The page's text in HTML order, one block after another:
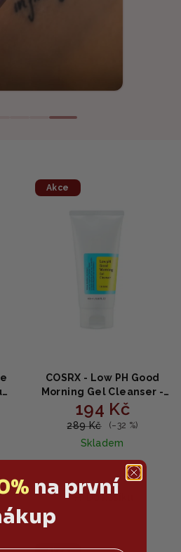
Akce
COSRX - Low PH Good
Morning Gel Cleanser -
čisticí gel s nízkým pH
150 ml
194 Kč
289 Kč (–32 %)
Skladem
Do košíku
na první